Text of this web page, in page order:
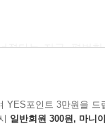
Having은 분명 부로
졌다는 지금, 평범
인공지능(AI)으
YES포인트 3만원을 드
일반회원 300원, 마니